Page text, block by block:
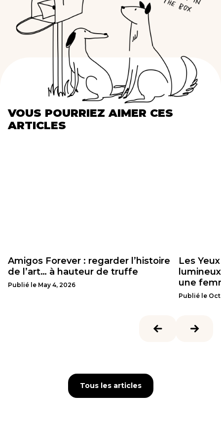
VOUS POURRIEZ AIMER CES
ARTICLES
Amigos Forever : regarder l’histoire
de l’art… à hauteur de truffe
Publié le May 4, 2026
Les
une
Publié le
Tous les articles
Tous les articles